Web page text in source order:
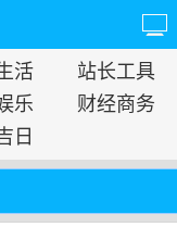
活
站长工具
乐
财经商务
日